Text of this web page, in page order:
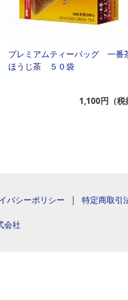
プレミアムティーバッグ 一番
ほうじ茶 ５０袋
1,100円（
バシーポリシー | 特定商取引
会社